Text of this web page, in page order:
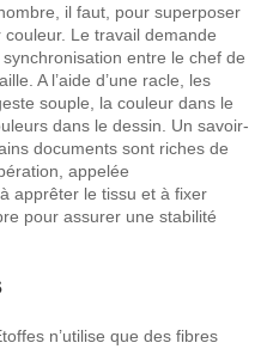
il faut, pour superposer
Le travail demande
entre le chef de
A l’aide d’une racle, les
souple, la couleur dans le
dans le dessin. Un savoir-
documents sont riches de
appelée
apprêter le tissu et à fixer
pour assurer une stabilité
n’utilise que des fibres